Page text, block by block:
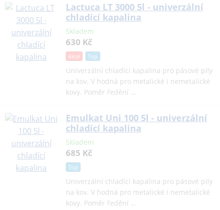
Lactuca LT 3000 5l - univerzální
chladící kapalina
Skladem
630 Kč
Akce Top
Univerzální chladící kapalina pro pásové pily
na kov. V hodná pro metalické i nemetalické
kovy. Poměr ředění …
Emulkat Uni 100 5l - univerzální
chladící kapalina
Skladem
685 Kč
Top
Univerzální chladící kapalina pro pásové pily
na kov. V hodná pro metalické i nemetalické
kovy. Poměr ředění …